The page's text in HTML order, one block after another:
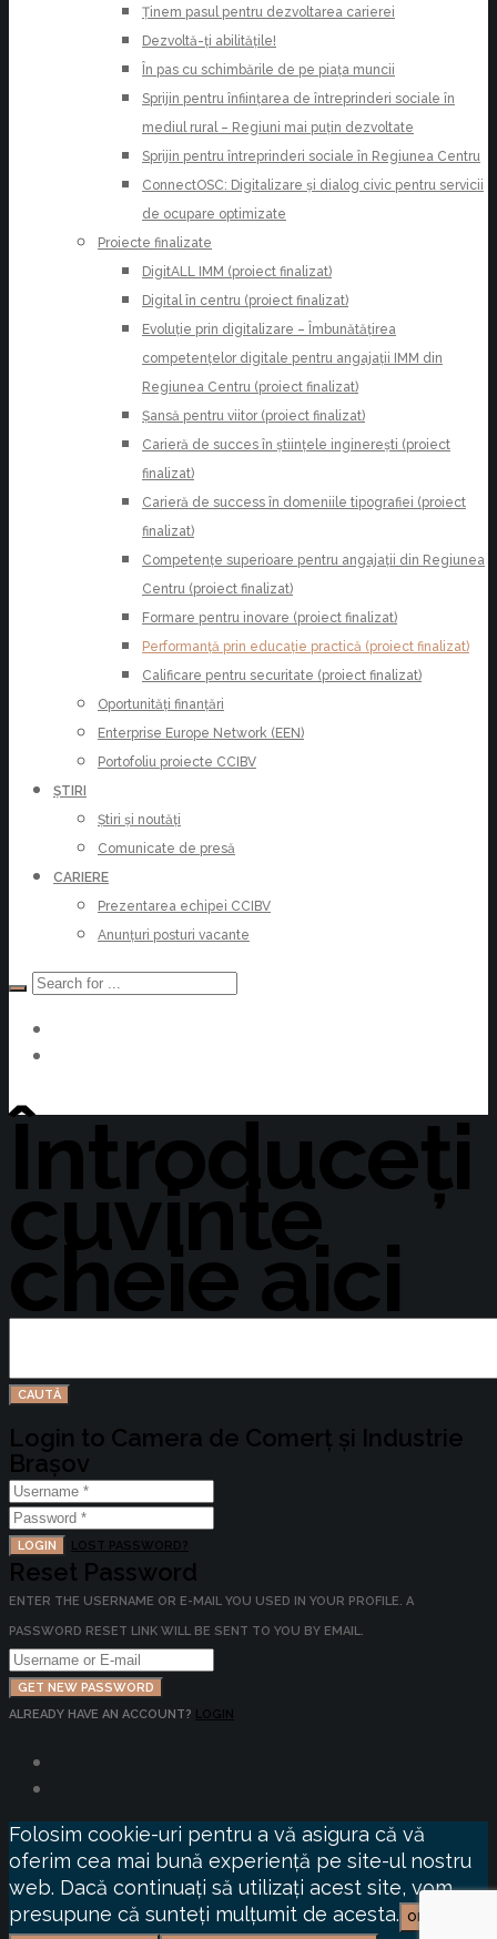
Ținem pasul pentru dezvoltarea carierei
Dezvoltă-ți abilitățile!
În pas cu schimbările de pe piața muncii
Sprijin pentru înființarea de întreprinderi sociale în
mediul rural – Regiuni mai puțin dezvoltate
Sprijin pentru întreprinderi sociale în Regiunea Centru
ConnectOSC: Digitalizare și dialog civic pentru servicii
de ocupare optimizate
Proiecte finalizate
DigitALL IMM (proiect finalizat)
Digital în centru (proiect finalizat)
Evoluție prin digitalizare – Îmbunătățirea
competențelor digitale pentru angajații IMM din
Regiunea Centru (proiect finalizat)
Șansă pentru viitor (proiect finalizat)
Carieră de succes în științele inginerești (proiect
finalizat)
Carieră de success în domeniile tipografiei (proiect
finalizat)
Competențe superioare pentru angajații din Regiunea
Centru (proiect finalizat)
Formare pentru inovare (proiect finalizat)
Performanță prin educație practică (proiect finalizat)
Calificare pentru securitate (proiect finalizat)
Oportunități finanțări
Enterprise Europe Network (EEN)
Portofoliu proiecte CCIBV
ȘTIRI
Știri și noutăți
Comunicate de presă
CARIERE
Prezentarea echipei CCIBV
Anunțuri posturi vacante
Devino Membru
Întroduceți
cuvinte
cheie aici
Login to Camera de Comerț și Industrie
Brașov
LOGIN LOST PASSWORD?
Reset Password
ENTER THE USERNAME OR E-MAIL YOU USED IN YOUR PROFILE. A
PASSWORD RESET LINK WILL BE SENT TO YOU BY EMAIL.
GET NEW PASSWORD
ALREADY HAVE AN ACCOUNT? LOGIN
Folosim cookie-uri pentru a vă asigura că vă
oferim cea mai bună experiență pe site-ul nostru
web. Dacă continuați să utilizați acest site, vom
presupune că sunteți mulțumit de acesta.
OK